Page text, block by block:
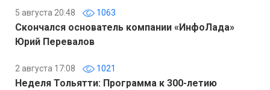
5 августа 20:48 1063
Скончался основатель компании «ИнфоЛада»
Юрий Перевалов
2 августа 17:08 1021
Неделя Тольятти: Программа к 300-летию